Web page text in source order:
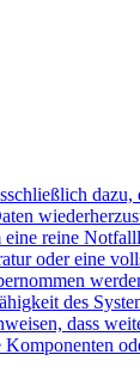
eine reine
oder eine
des
dass